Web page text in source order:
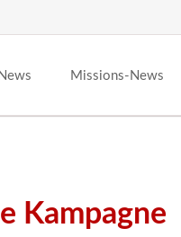
Missions-News
Kampagne